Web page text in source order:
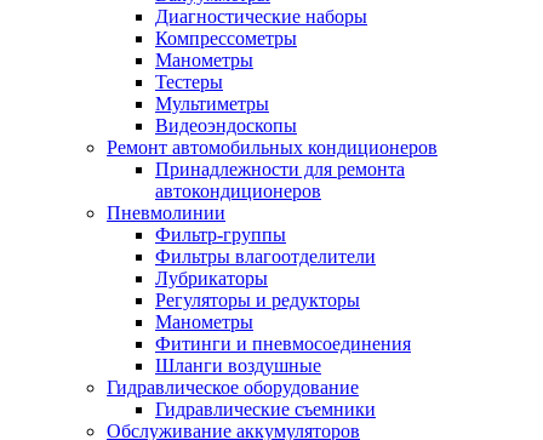
Диагностические наборы
Компрессометры
Манометры
Тестеры
Мультиметры
Видеоэндоскопы
Ремонт автомобильных кондиционеров
Принадлежности для ремонта
автокондиционеров
Пневмолинии
Фильтр-группы
Фильтры влагоотделители
Лубрикаторы
Регуляторы и редукторы
Манометры
Фитинги и пневмосоединения
Шланги воздушные
Гидравлическое оборудование
Гидравлические съемники
Обслуживание аккумуляторов